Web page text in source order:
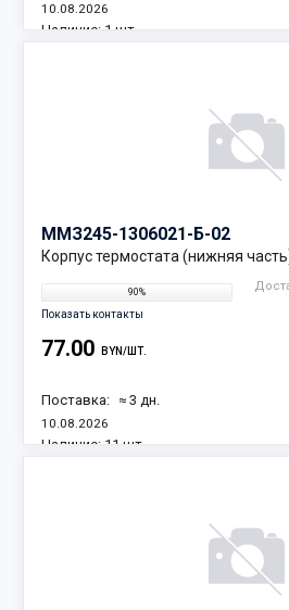
10.08.2026
Наличие: 1 шт.
ММЗ245-1306021-Б-02
Корпус термостата (нижняя
90%
Показать контакты
77.00 BYN/ШТ.
Поставка: ≈ 3 дн.
10.08.2026
Наличие: 11 шт.